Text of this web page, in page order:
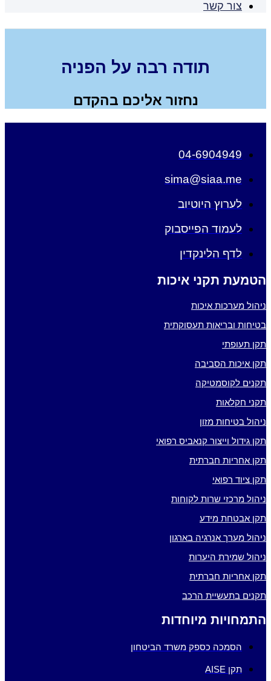
צור קשר
תודה רבה על הפניה
נחזור אליכם בהקדם
04-6904949
sima@siaa.me
לערוץ היוטיוב
לעמוד הפייסבוק
לדף הלינקדין
הטמעת תקני איכות
ניהול מערכות איכות
בטיחות ובריאות תעסוקתית
תקן תעופתי
תקן איכות הסביבה
תקנים לקוסמטיקה
תקני חקלאות
ניהול בטיחות מזון
תקן גידול וייצור קנאביס רפואי
תקן אחריות חברתית
תקן ציוד רפואי
ניהול מרכזי שרות לקוחות
תקן אבטחת מידע
ניהול מערך אנרגיה בארגון
ניהול שמירת היערות
תקן אחריות חברתית
תקנים בתעשיית הרכב
התמחויות מיוחדות
הסמכה כספק משרד הביטחון
תקן AISE